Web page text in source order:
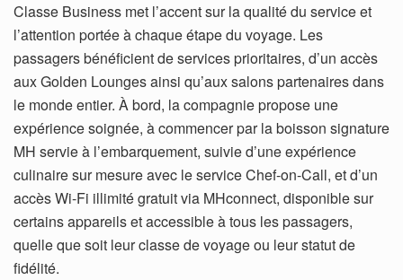
Classe Business met l’accent sur la qualité du service et
l’attention portée à chaque étape du voyage. Les
passagers bénéficient de services prioritaires, d’un accès
aux Golden Lounges ainsi qu’aux salons partenaires dans
le monde entier. À bord, la compagnie propose une
expérience soignée, à commencer par la boisson signature
MH servie à l’embarquement, suivie d’une expérience
culinaire sur mesure avec le service Chef-on-Call, et d’un
accès Wi-Fi illimité gratuit via MHconnect, disponible sur
certains appareils et accessible à tous les passagers,
quelle que soit leur classe de voyage ou leur statut de
fidélité.